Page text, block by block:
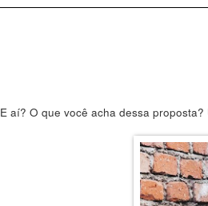
E aí? O que você acha dessa proposta?